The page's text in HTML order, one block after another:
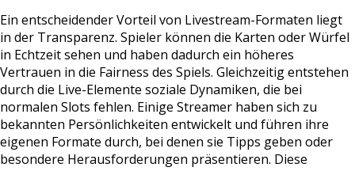
Ein entscheidender Vorteil von Livestream-Formaten liegt
in der Transparenz. Spieler können die Karten oder Würfel
in Echtzeit sehen und haben dadurch ein höheres
Vertrauen in die Fairness des Spiels. Gleichzeitig entstehen
durch die Live-Elemente soziale Dynamiken, die bei
normalen Slots fehlen. Einige Streamer haben sich zu
bekannten Persönlichkeiten entwickelt und führen ihre
eigenen Formate durch, bei denen sie Tipps geben oder
besondere Herausforderungen präsentieren. Diese